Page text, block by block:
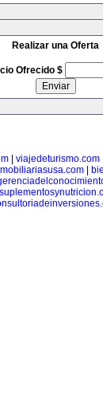
Realizar una Oferta
Ofrecido $
viajedeturismo.com
|